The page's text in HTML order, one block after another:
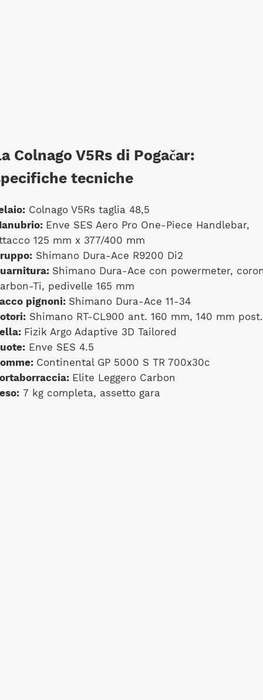
Colnago V5Rs di Pogačar:
tecniche
Colnago V5Rs taglia 48,5
Enve SES Aero Pro One-Piece Handlebar,
125 mm x 377/400 mm
Shimano Dura-Ace R9200 Di2
Shimano Dura-Ace con powermeter,
Ti, pedivelle 165 mm
pignoni: Shimano Dura-Ace 11-34
Shimano RT-CL900 ant. 160 mm, 140 mm post.
Fizik Argo Adaptive 3D Tailored
Enve SES 4.5
Continental GP 5000 S TR 700x30c
Elite Leggero Carbon
7 kg completa, assetto gara